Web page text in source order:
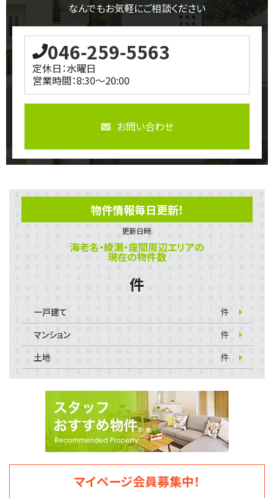
なんでもお気軽にご相談ください
046-259-5563
定休日：水曜日
営業時間：8:30～20:00
お問い合わせ
物件情報毎日更新！
更新日時:
海老名・綾瀬・座間周辺エリアの
現在の物件数
件
一戸建て
件
マンション
件
土地
件
マイページ会員募集中！